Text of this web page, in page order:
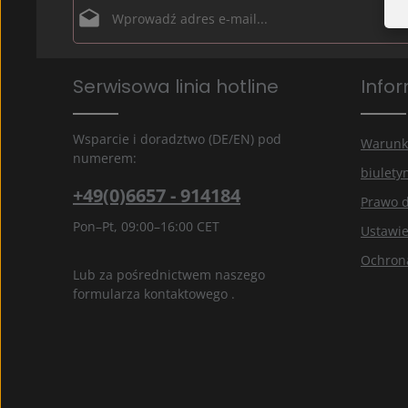
Wybierając kontynuuj potwierdzasz, że
Pola oznaczone gwiazdką (*) są polami obowiązkowymi.
Serwisowa linia hotline
Wsparcie i doradztwo (DE/EN) pod
numerem:
+49(0)6657 - 914184
Pon–Pt, 09:00–16:00 CET
Lub za pośrednictwem naszego
formularza kontaktowego .
Prawo